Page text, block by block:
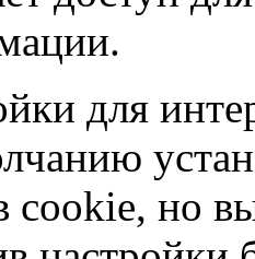
для
cookie, но